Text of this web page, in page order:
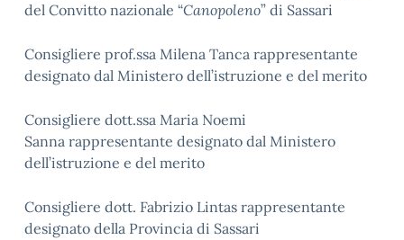
del Convitto nazionale “Canopoleno” di Sassari
Consigliere prof.ssa Milena Tanca rappresentante
designato dal Ministero dell’istruzione e del merito
Consigliere dott.ssa Maria Noemi
Sanna rappresentante designato dal Ministero
dell’istruzione e del merito
Consigliere dott. Fabrizio Lintas rappresentante
designato della Provincia di Sassari